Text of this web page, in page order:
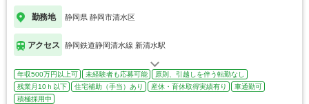
勤務地 静岡県 静岡市清水区
アクセス 静岡鉄道静岡清水線 新清水駅
年収500万円以上可 未経験者も応募可能
原則、引越しを伴う転勤なし
残業月10ｈ以下
住宅補助（手当）あり 産休・育休取得実績有り
車通勤可
積極採用中